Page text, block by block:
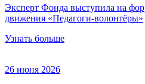
Эксперт Фонда выступила на
движения «Педагоги-волонтёры»
Узнать больше
26 июня 2026